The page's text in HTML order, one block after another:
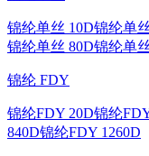
锦纶单丝 10D锦纶单
锦纶单丝 80D锦纶单
锦纶 FDY
锦纶FDY 20D锦纶
840D锦纶FDY 1260D